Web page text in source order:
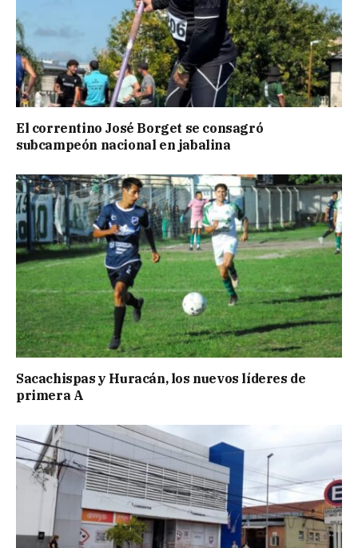
El correntino José Borget se consagró
subcampeón nacional en jabalina
Sacachispas y Huracán, los nuevos líderes de
primera A